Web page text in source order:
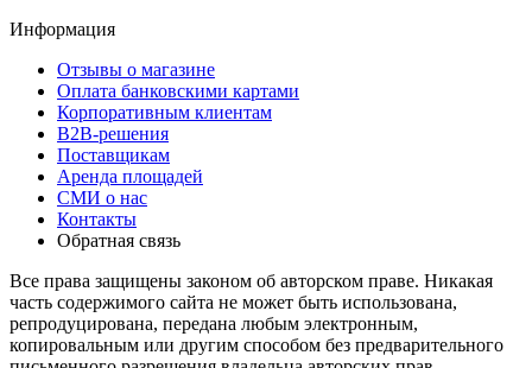
Информация
Отзывы о магазине
Оплата банковскими картами
Корпоративным клиентам
B2B-решения
Поставщикам
Аренда площадей
СМИ о нас
Контакты
Обратная связь
Все права защищены законом об авторском праве. Никакая
часть содержимого сайта не может быть использована,
репродуцирована, передана любым электронным,
копировальным или другим способом без предварительного